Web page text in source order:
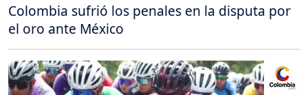
Colombia sufrió los penales en la disputa por
el oro ante México